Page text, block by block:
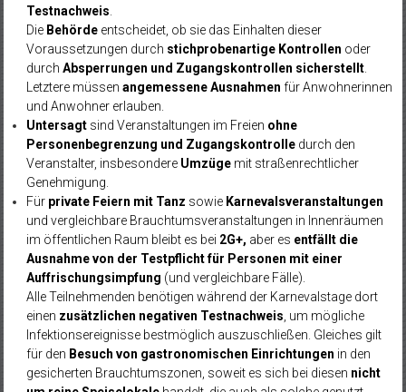
Testnachweis
Die Behördeentscheidet, ob sie das Einhalten dieser
Voraussetzungen durch stichprobenartige Kontrollen oder
durch Absperrungen und Zugangskontrollen sicherstellt.
Letztere müssen angemessene Ausnahmen für Anwohnerinnen
und Anwohner erlauben.
Untersagtsind Veranstaltungen im Freien ohne
Personenbegrenzung und Zugangskontrolledurch den
Veranstalter, insbesondere Umzügemit straßenrechtlicher
Genehmigung.
Für private Feiern mit Tanz sowie Karnevalsveranstaltungen
und vergleichbare Brauchtumsveranstaltungen in Innenräumen
im öffentlichen Raum bleibt es bei 2G+, aber es entfällt die
Ausnahme von der Testpflicht für Personen mit einer
Auffrischungsimpfung (und vergleichbare Fälle).
Alle Teilnehmenden benötigen während der Karnevalstage dort
einen zusätzlichen negativen Testnachweis , um mögliche
Infektionsereignisse bestmöglich auszuschließen. Gleiches gilt
für den Besuch von gastronomischen Einrichtungen in den
gesicherten Brauchtumszonen, soweit es sich bei diesen nicht